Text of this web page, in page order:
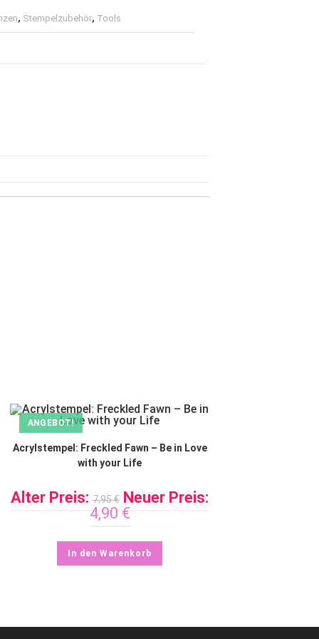
, Stempelzubehör, Tools
ANGEBOT!
Acrylstempel: Freckled Fawn – Be in Love
with your Life
Alter Preis: 7,95€ Neuer Preis:
4,90 €
In den Warenkorb